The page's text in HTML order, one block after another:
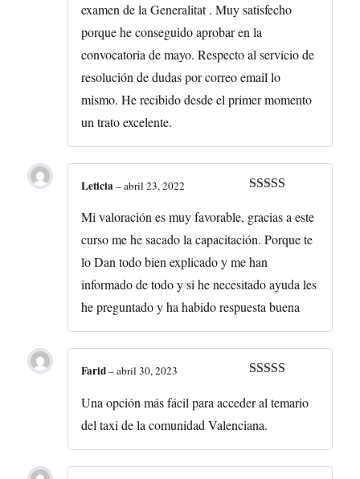
examen de la Generalitat . Muy satisfecho
porque he conseguido aprobar en la
convocatoria de mayo. Respecto al servicio de
resolución de dudas por correo email lo
mismo. He recibido desde el primer momento
un trato excelente.
5de 5
Leticia–abril 23, 2022
Mi valoración es muy favorable, gracias a este
curso me he sacado la capacitación. Porque te
lo Dan todo bien explicado y me han
informado de todo y si he necesitado ayuda les
he preguntado y ha habido respuesta buena
5de 5
Farid–abril 30, 2023
Una opción más fácil para acceder al temario
del taxi de la comunidad Valenciana.